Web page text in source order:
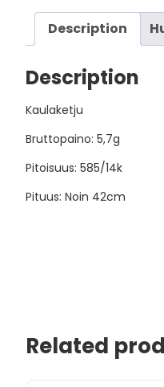
Description
Description
Kaulaketju
Bruttopaino: 5,7g
Pitoisuus: 585/14k
Pituus: Noin 42cm
Related